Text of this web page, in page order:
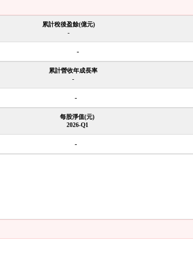
累計稅後盈餘(億元)
-
-
累計營收年成長率
-
-
每股淨值(元)
2026-Q1
-